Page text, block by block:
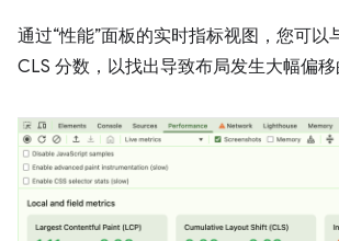
通过“性能”面板的实时指标视图，您可以
CLS 分数，以找出导致布局发生大幅偏移